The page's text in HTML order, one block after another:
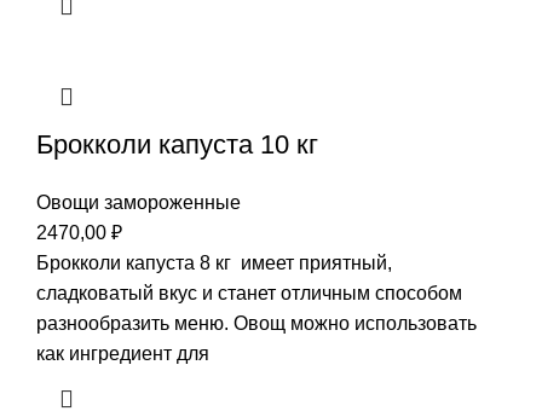
Брокколи капуста 10 кг
Овощи замороженные
2470,00 ₽
Брокколи капуста 8 кг имеет приятный,
сладковатый вкус и станет отличным способом
разнообразить меню. Овощ можно использовать
как ингредиент для